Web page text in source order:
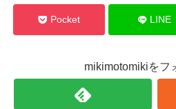
Pocket LINE
mikimotomikiをフ